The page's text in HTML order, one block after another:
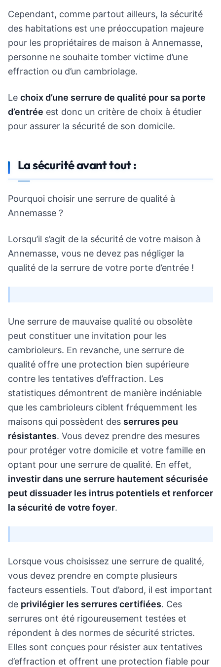
Cependant, comme partout ailleurs, la sécurité
des habitations est une préoccupation majeure
pour les propriétaires de maison à Annemasse,
personne ne souhaite tomber victime d’une
effraction ou d’un cambriolage.
Le choix d’une serrure de qualité pour sa porte
d’entrée est donc un critère de choix à étudier
pour assurer la sécurité de son domicile.
La sécurité avant tout :
Pourquoi choisir une serrure de qualité à
Annemasse ?
Lorsqu’il s’agit de la sécurité de votre maison à
Annemasse, vous ne devez pas négliger la
qualité de la serrure de votre porte d’entrée !
Une serrure de mauvaise qualité ou obsolète
peut constituer une invitation pour les
cambrioleurs. En revanche, une serrure de
qualité offre une protection bien supérieure
contre les tentatives d’effraction. Les
statistiques démontrent de manière indéniable
que les cambrioleurs ciblent fréquemment les
maisons qui possèdent des serrures peu
résistantes. Vous devez prendre des mesures
pour protéger votre domicile et votre famille en
optant pour une serrure de qualité. En effet,
investir dans une serrure hautement sécurisée
peut dissuader les intrus potentiels et renforcer
la sécurité de votre foyer.
Lorsque vous choisissez une serrure de qualité,
vous devez prendre en compte plusieurs
facteurs essentiels. Tout d’abord, il est important
de privilégier les serrures certifiées. Ces
serrures ont été rigoureusement testées et
répondent à des normes de sécurité strictes.
Elles sont conçues pour résister aux tentatives
d’effraction et offrent une protection fiable pour